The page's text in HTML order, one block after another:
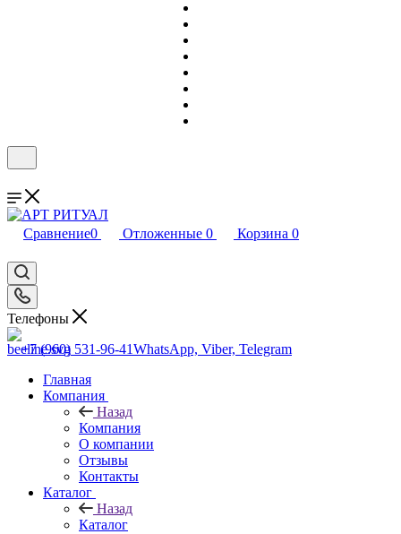
Сравнение0 Отложенные 0 Корзина 0
Телефоны
+7 (960) 531-96-41WhatsApp, Viber, Telegram
Главная
Компания
Назад
Компания
О компании
Отзывы
Контакты
Каталог
Назад
Каталог